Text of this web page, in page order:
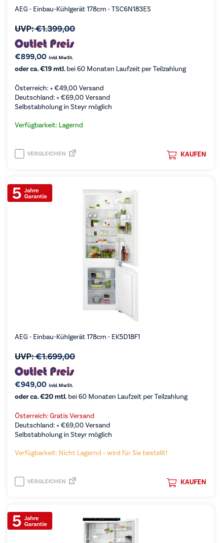
AEG - Einbau-Kühlgerät 178cm - TSC6N183ES
UVP:€1.399,00
€899,00 inkl. MwSt.
oder ca. €19 mtl. bei 60 Monaten Laufzeit per Teilzahlung
Österreich: +€49,00 Versand
Deutschland: +€69,00 Versand
Selbstabholung in Steyr möglich
Verfügbarkeit: Lagernd
KAUFEN
VERGLEICHEN
AEG - Einbau-Kühlgerät 178cm - EK5D18F1
UVP:€1.699,00
€949,00 inkl. MwSt.
oder ca. €20 mtl. bei 60 Monaten Laufzeit per Teilzahlung
Österreich: Gratis Versand
Deutschland: +€69,00 Versand
Selbstabholung in Steyr möglich
Verfügbarkeit: Nicht Lagernd – wird für Sie bestellt!
KAUFEN
VERGLEICHEN